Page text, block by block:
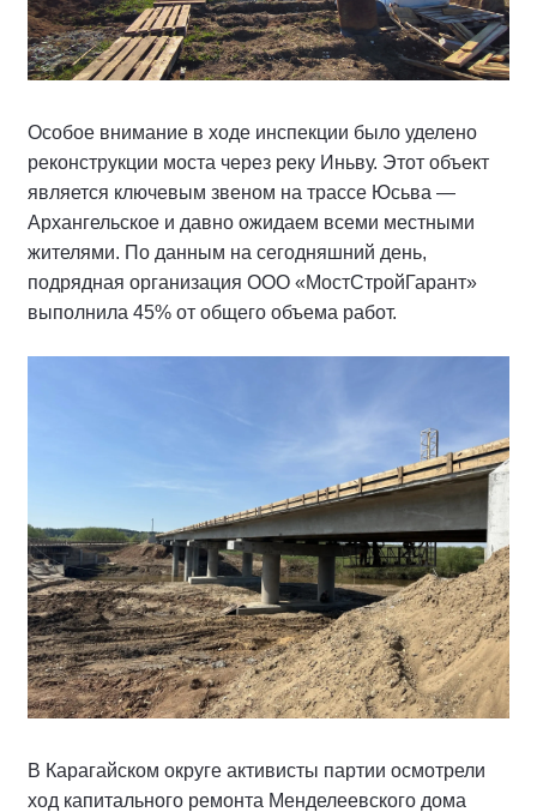
Особое внимание в ходе инспекции было уделено
реконструкции моста через реку Иньву. Этот объект
является ключевым звеном на трассе Юсьва —
Архангельское и давно ожидаем всеми местными
жителями. По данным на сегодняшний день,
подрядная организация ООО «МостСтройГарант»
выполнила 45% от общего объема работ.
В Карагайском округе активисты партии осмотрели
ход капитального ремонта Менделеевского дома